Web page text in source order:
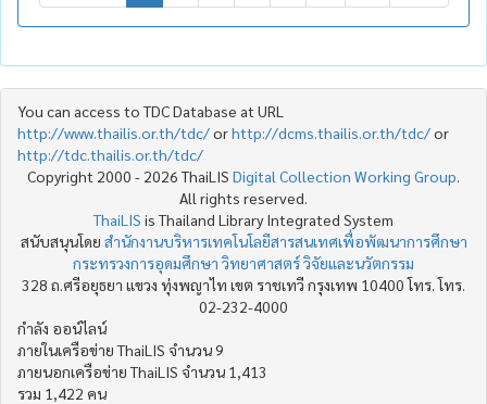
You can access to TDC Database at URL
http://www.thailis.or.th/tdc/orhttp://dcms.thailis.or.th/tdc/or
http://tdc.thailis.or.th/tdc/
Copyright 2000 - 2026 ThaiLIS Digital Collection Working Group
All rights reserved.
ThaiLIS is Thailand Library Integrated System
สนับสนุนโดย สำนักงานบริหารเทคโนโลยีสารสนเทศเพื่อพัฒนาการศึกษา
กระทรวงการอุดมศึกษา วิทยาศาสตร์ วิจัยและนวัตกรรม
328 ถ.ศรีอยุธยา แขวง ทุ่งพญาไท เขต ราชเทวี กรุงเทพ 10400 โทร. โทร.
02-232-4000
กำลัง ออน์ไลน์
ภายในเครือข่าย ThaiLIS จำนวน 9
ภายนอกเครือข่าย ThaiLIS จำนวน 1,413
รวม 1,422 คน